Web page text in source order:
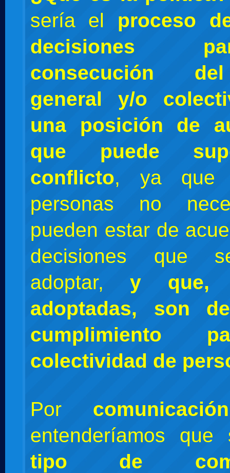
sería el proceso
decisiones
consecución
general y/o
una posición de
que puede
conflicto, ya que
personas no
pueden estar de
decisiones que
adoptar,y que,
adoptadas, son
cumplimiento
colectividad de
Por
entenderíamos
tipo de